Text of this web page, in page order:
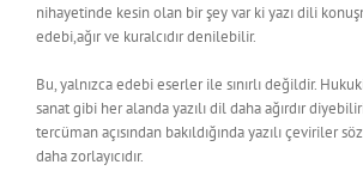
nihayetinde kesin olan bir şey var ki yazı dili
edebi,ağır ve kuralcıdır denilebilir.
Bu, yalnızca edebi eserler ile sınırlı değildir.
sanat gibi her alanda yazılı dil daha ağırdır
tercüman açısından bakıldığında yazılı çeviriler
daha zorlayıcıdır.